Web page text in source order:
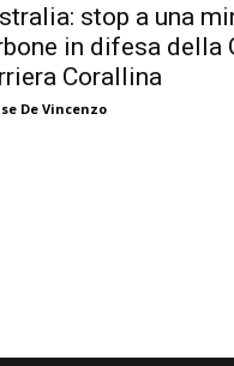
stop a una
in difesa della
Corallina
De Vincenzo